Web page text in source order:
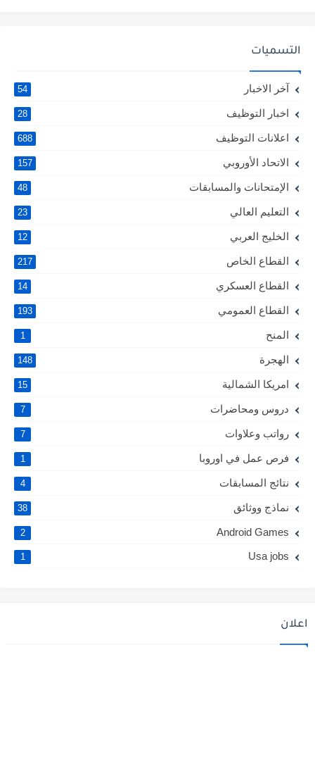
التسميات
آخر الاخبار 54
اخبار التوظيف 28
اعلانات التوظيف 688
الاتحاد الأوروبي 157
الإمتحانات والمسابقات 48
التعليم العالي 23
الخليج العربي 12
القطاع الخاص 217
القطاع العسكري 14
القطاع العمومي 193
المنح 1
الهجرة 148
امريكا الشمالية 15
دروس ومحاضرات 7
رواتب وعلاوات 7
فرص عمل في اوروبا 1
نتائج المسابقات 4
نماذج ووثائق 38
Android Games
2
Usa jobs
1
اعلان